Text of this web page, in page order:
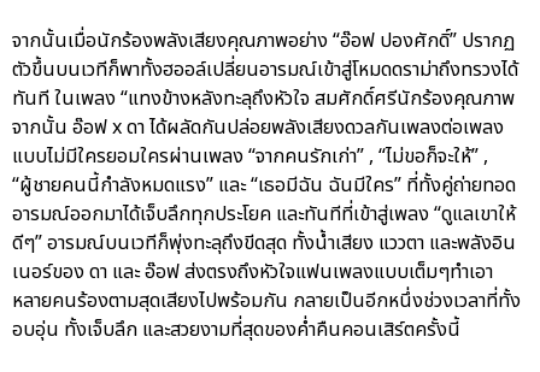
จากนั้นเมื่อนักร้องพลังเสียงคุณภาพอย่าง “อ๊อฟ ปองศักดิ์” ปรากฏ
ตัวขึ้นบนเวทีก็พาทั้งฮออล์เปลี่ยนอารมณ์เข้าสู่โหมดดราม่าถึงทรวงได้
ทันที ในเพลง “แทงข้างหลังทะลุถึงหัวใจ สมศักดิ์ศรีนักร้องคุณภาพ
จากนั้น อ๊อฟ x ดา ได้ผลัดกันปล่อยพลังเสียงดวลกันเพลงต่อเพลง
แบบไม่มีใครยอมใครผ่านเพลง “จากคนรักเก่า” , “ไม่ขอก็จะให้” ,
“ผู้ชายคนนี้กำลังหมดแรง” และ “เธอมีฉัน ฉันมีใคร” ที่ทั้งคู่ถ่ายทอด
อารมณ์ออกมาได้เจ็บลึกทุกประโยค และทันทีที่เข้าสู่เพลง “ดูแลเขาให้
ดีๆ” อารมณ์บนเวทีก็พุ่งทะลุถึงขีดสุด ทั้งน้ำเสียง แววตา และพลังอิน
เนอร์ของ ดา และ อ๊อฟ ส่งตรงถึงหัวใจแฟนเพลงแบบเต็มๆทำเอา
หลายคนร้องตามสุดเสียงไปพร้อมกัน กลายเป็นอีกหนึ่งช่วงเวลาที่ทั้ง
อบอุ่น ทั้งเจ็บลึก และสวยงามที่สุดของค่ำคืนคอนเสิร์ตครั้งนี้